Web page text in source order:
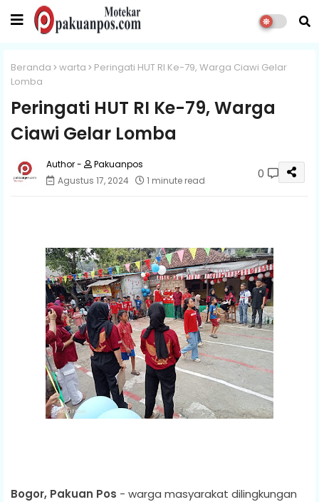
Beranda warta
Peringati HUT RI Ke-79, Warga Ciawi Gelar
Lomba
Peringati HUT RI Ke-79, Warga
Ciawi Gelar Lomba
Pakuanpos
Agustus 17, 2024
1 minute read 0
Bogor, Pakuan Pos - warga masyarakat dilingkungan